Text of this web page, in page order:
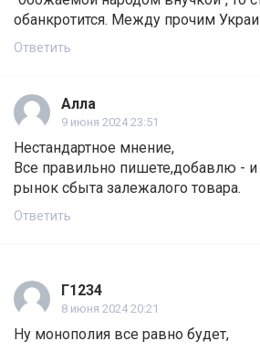
обанкротится. Между прочим
Ответить
Алла
9 июня 2024 23:51
Нестандартное мнение,
Все правильно пишете,добавлю -
рынок сбыта залежалого товара.
Ответить
Г1234
8 июня 2024 20:21
Ну монополия все равно будет,